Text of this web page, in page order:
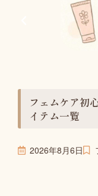
フェムケア初
イテム一覧
2026年8月6日